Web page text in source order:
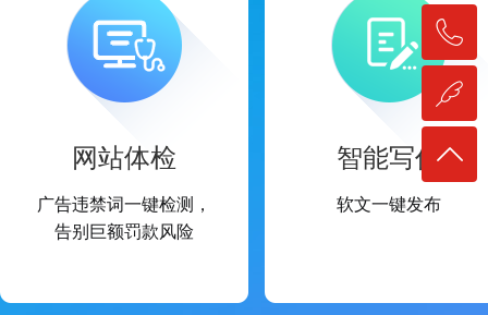
网站体检
广告违禁词一键检测，
告别巨额罚款风险
智能写作
软文一键发布